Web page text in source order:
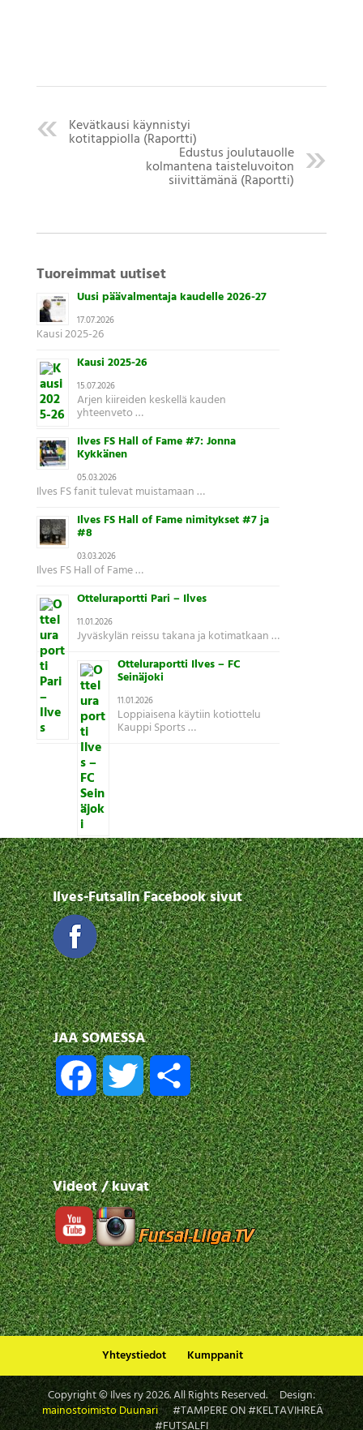
Kevätkausi käynnistyi
kotitappiolla (Raportti)
Edustus joulutauolle
kolmantena taisteluvoiton
siivittämänä (Raportti)
Tuoreimmat uutiset
Uusi päävalmentaja kaudelle 2026-27
17.07.2026
Kausi 2025-26
Kausi 2025-26
15.07.2026
Arjen kiireiden keskellä kauden
yhteenveto …
Ilves FS Hall of Fame #7: Jonna
Kykkänen
05.03.2026
Ilves FS fanit tulevat muistamaan …
Ilves FS Hall of Fame nimitykset #7 ja
#8
03.03.2026
Ilves FS Hall of Fame …
Otteluraportti Pari – Ilves
11.01.2026
Jyväskylän reissu takana ja kotimatkaan …
Otteluraportti Ilves – FC
Seinäjoki
11.01.2026
Loppiaisena käytiin kotiottelu
Kauppi Sports …
Ilves-Futsalin Facebook sivut
JAA SOMESSA
F
a
c
e
b
o
o
k
T
w
i
t
t
e
r
S
h
a
r
e
Videot / kuvat
Yhteystiedot Kumppanit
Copyright © Ilves ry2026. All Rights Reserved. Design:
mainostoimisto Duunari#TAMPERE ON #KELTAVIHREÄ